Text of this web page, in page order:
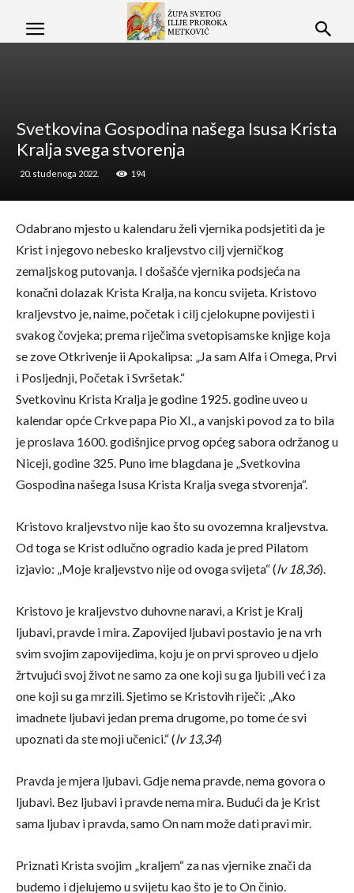
Svetkovina Gospodina našega Isusa Krista
Kralja svega stvorenja
20. studenoga 2022. 194
Odabrano mjesto u kalendaru želi vjernika podsjetiti da je
Krist i njegovo nebesko kraljevstvo cilj vjerničkog
zemaljskog putovanja. I došašće vjernika podsjeća na
konačni dolazak Krista Kralja, na koncu svijeta. Kristovo
kraljevstvo je, naime, početak i cilj cjelokupne povijesti i
svakog čovjeka; prema riječima svetopisamske knjige koja
se zove Otkrivenje ii Apokalipsa: „Ja sam Alfa i Omega, Prvi
i Posljednji, Početak i Svršetak.“
Svetkovinu Krista Kralja je godine 1925. godine uveo u
kalendar opće Crkve papa Pio XI., a vanjski povod za to bila
je proslava 1600. godišnjice prvog općeg sabora održanog u
Niceji, godine 325. Puno ime blagdana je „Svetkovina
Gospodina našega Isusa Krista Kralja svega stvorenja“.
Kristovo kraljevstvo nije kao što su ovozemna kraljevstva.
Od toga se Krist odlučno ogradio kada je pred Pilatom
izjavio: „Moje kraljevstvo nije od ovoga svijeta“ (lv 18,36).
Kristovo je kraljevstvo duhovne naravi, a Krist je Kralj
ljubavi, pravde i mira. Zapovijed ljubavi postavio je na vrh
svim svojim zapovijedima, koju je on prvi sproveo u djelo
žrtvujući svoj život ne samo za one koji su ga ljubili već i za
one koji su ga mrzili. Sjetimo se Kristovih riječi: „Ako
imadnete ljubavi jedan prema drugome, po tome će svi
upoznati da ste moji učenici.“ (lv 13,34)
Pravda je mjera ljubavi. Gdje nema pravde, nema govora o
ljubavi. Bez ljubavi i pravde nema mira. Budući da je Krist
sama ljubav i pravda, samo On nam može dati pravi mir.
Priznati Krista svojim „kraljem“ za nas vjernike znači da
budemo i djelujemo u svijetu kao što je to On činio.